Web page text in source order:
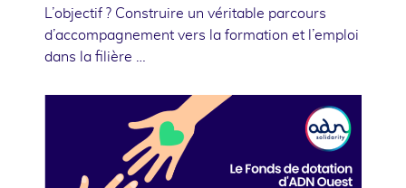
L’objectif ? Construire un véritable parcours
d’accompagnement vers la formation et l’emploi
dans la filière …